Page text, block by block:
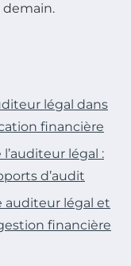
demain.
légal dans
financière
légal :
d’audit
auditeur légal et
financière